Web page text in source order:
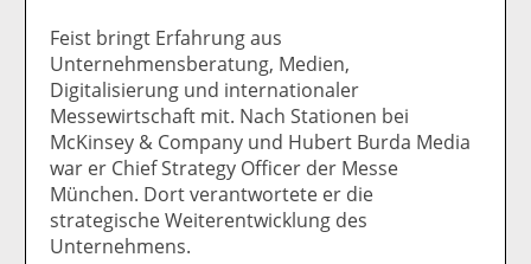
Feist bringt Erfahrung aus
Unternehmensberatung, Medien,
Digitalisierung und internationaler
Messewirtschaft mit. Nach Stationen bei
McKinsey & Company und Hubert Burda Media
war er Chief Strategy Officer der Messe
München. Dort verantwortete er die
strategische Weiterentwicklung des
Unternehmens.